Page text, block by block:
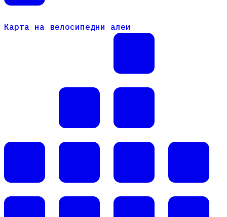
Карта на велосипедни алеи
Карта на велосипедни алеи